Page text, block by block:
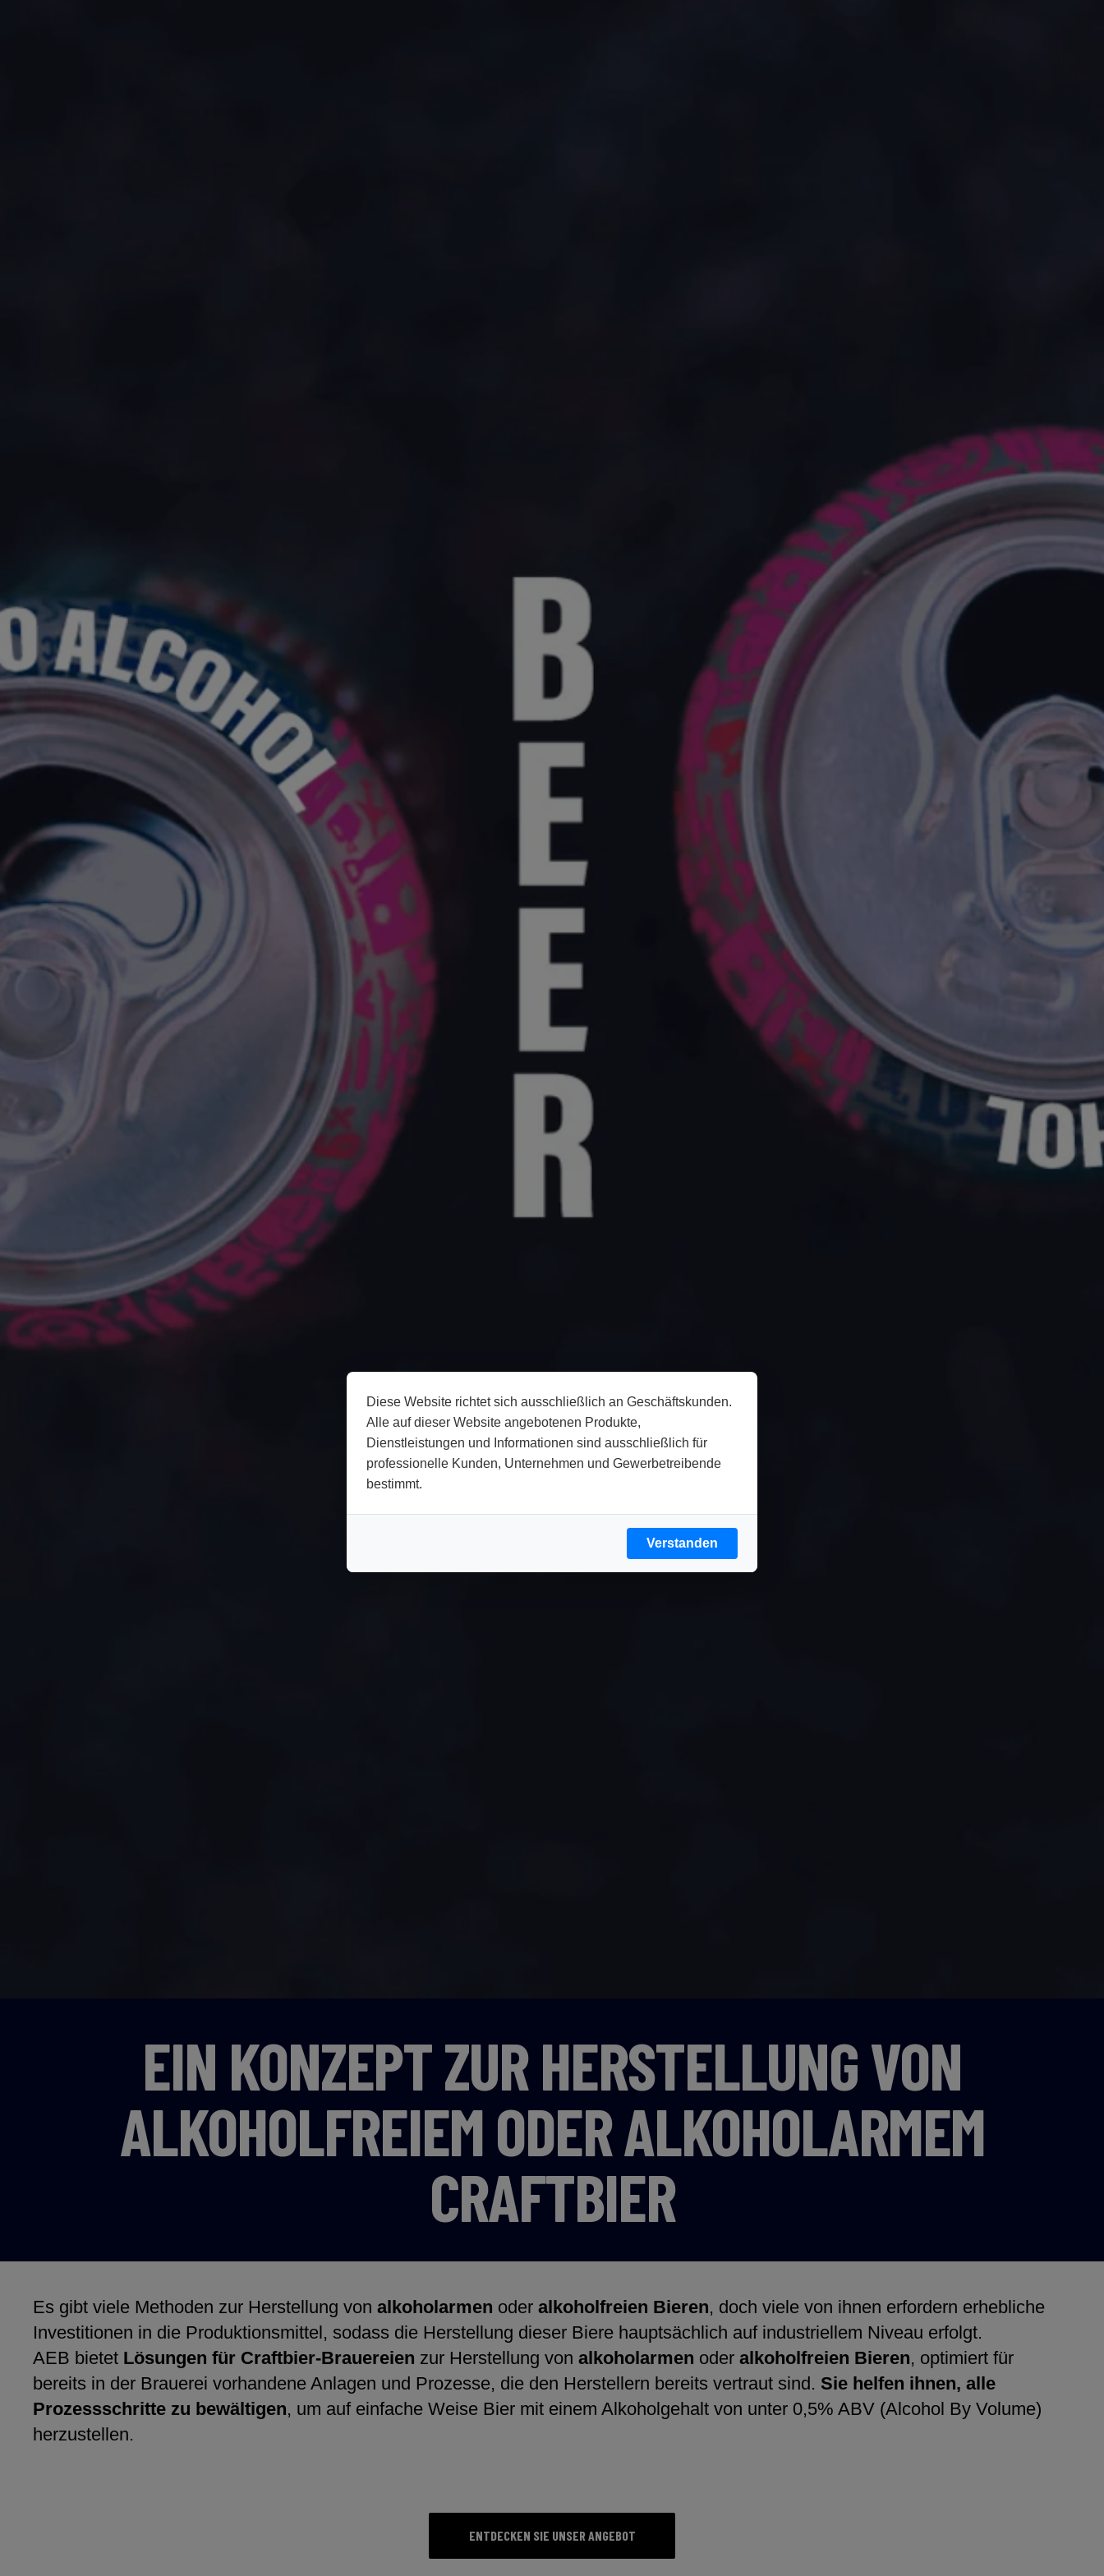
Diese Website richtet sich ausschließlich an Geschäftskunden.
Alle auf dieser Website angebotenen Produkte,
Dienstleistungen und Informationen sind ausschließlich für
professionelle Kunden, Unternehmen und Gewerbetreibende
bestimmt.
Verstanden
EIN KONZEPT ZUR HERSTELLUNG VON
ALKOHOLFREIEM ODER ALKOHOLARMEM
CRAFTBIER
Es gibt viele Methoden zur Herstellung von alkoholarmen oder alkoholfreien Bieren, doch viele von ihnen erfordern erhebliche
Investitionen in die Produktionsmittel, sodass die Herstellung dieser Biere hauptsächlich auf industriellem Niveau erfolgt.
AEB bietet Lösungen für Craftbier-Brauereien zur Herstellung von alkoholarmen oder alkoholfreien Bieren, optimiert für
bereits in der Brauerei vorhandene Anlagen und Prozesse, die den Herstellern bereits vertraut sind. Sie helfen ihnen, alle
Prozessschritte zu bewältigen, um auf einfache Weise Bier mit einem Alkoholgehalt von unter 0,5% ABV (Alcohol By Volume)
herzustellen.
ENTDECKEN SIE UNSER ANGEBOT